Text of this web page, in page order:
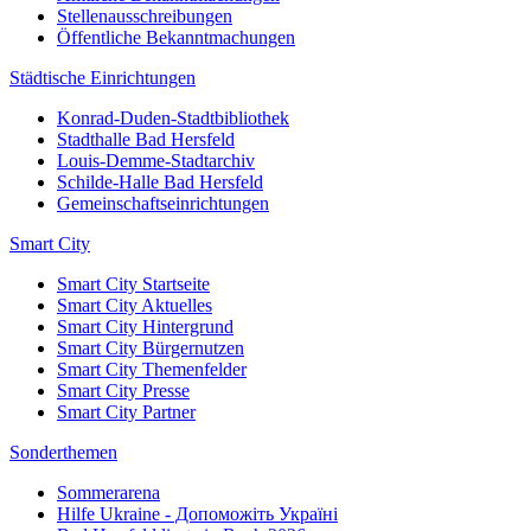
Stellenausschreibungen
Öffentliche Bekanntmachungen
Städtische Einrichtungen
Konrad-Duden-Stadtbibliothek
Stadthalle Bad Hersfeld
Louis-Demme-Stadtarchiv
Schilde-Halle Bad Hersfeld
Gemeinschaftseinrichtungen
Smart City
Smart City Startseite
Smart City Aktuelles
Smart City Hintergrund
Smart City Bürgernutzen
Smart City Themenfelder
Smart City Presse
Smart City Partner
Sonderthemen
Sommerarena
Hilfe Ukraine - Допоможіть Україні